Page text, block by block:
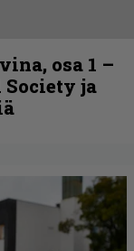
osa 1 –
Society ja